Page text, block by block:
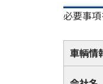
必要事項
車輌情